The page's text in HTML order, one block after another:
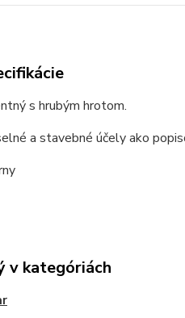
s hrubým hrotom.
a stavebné účely ako
v kategóriách